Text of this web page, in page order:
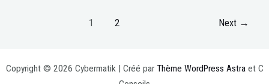
1 2 Next →
Copyright © 2026 Cybermatik | Créé par Thème WordPress Astraet C